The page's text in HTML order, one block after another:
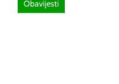
Obavijesti